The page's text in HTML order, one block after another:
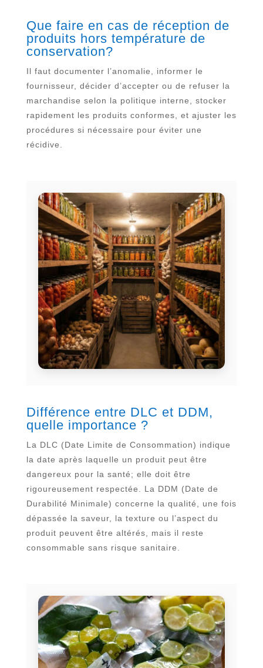
Que faire en cas de réception de
produits hors température de
conservation?
Il faut documenter l’anomalie, informer le
fournisseur, décider d’accepter ou de refuser la
marchandise selon la politique interne, stocker
rapidement les produits conformes, et ajuster les
procédures si nécessaire pour éviter une
récidive.
Différence entre DLC et DDM,
quelle importance ?
La DLC (Date Limite de Consommation) indique
la date après laquelle un produit peut être
dangereux pour la santé; elle doit être
rigoureusement respectée. La DDM (Date de
Durabilité Minimale) concerne la qualité, une fois
dépassée la saveur, la texture ou l’aspect du
produit peuvent être altérés, mais il reste
consommable sans risque sanitaire.